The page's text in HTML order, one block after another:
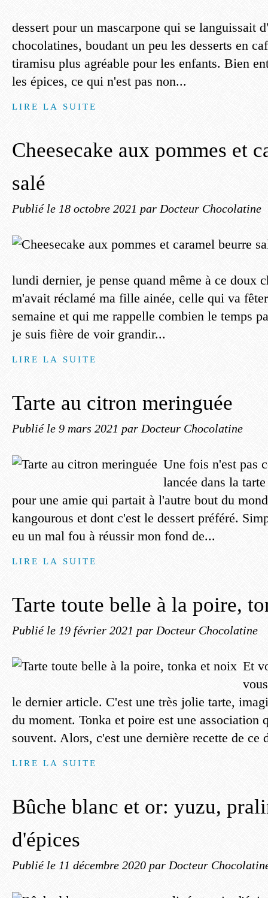
dessert pour un mascarpone qui se languissait
chocolatines, boudant un peu les desserts en
tiramisu plus agréable pour les enfants. Bien
les épices, ce qui n'est pas non...
LIRE LA SUITE
Cheesecake aux pommes et
salé
Publié le 18 octobre 2021 par Docteur Chocolatine
lundi dernier, je pense quand même à ce doux
m'avait réclamé ma fille ainée, celle qui va
semaine et qui me rappelle combien le temps
je suis fière de voir grandir...
LIRE LA SUITE
Tarte au citron meringuée
Publié le 9 mars 2021 par Docteur Chocolatine
Une fois n'est pas
lancée dans la
pour une amie qui partait à l'autre bout du
kangourous et dont c'est le dessert préféré.
eu un mal fou à réussir mon fond de...
LIRE LA SUITE
Tarte toute belle à la poire,
Publié le 19 février 2021 par Docteur Chocolatine
Et
le dernier article. C'est une très jolie tarte,
du moment. Tonka et poire est une association
souvent. Alors, c'est une dernière recette de
LIRE LA SUITE
Bûche blanc et or: yuzu,
d'épices
Publié le 11 décembre 2020 par Docteur